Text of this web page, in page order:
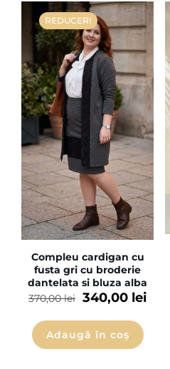
REDUCERI
Compleu cardigan cu
fusta gri cu broderie
dantelata si bluza alba
370,00lei 340,00 lei
Adaugă în coș